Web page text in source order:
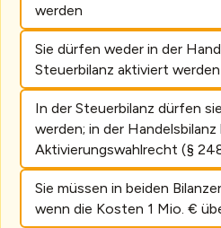
werden
Sie dürfen weder in der
Steuerbilanz aktiviert werden
In der Steuerbilanz dürfen
werden; in der
Aktivierungswahlrecht (§
Sie müssen in beiden
wenn die Kosten 1 Mio. €